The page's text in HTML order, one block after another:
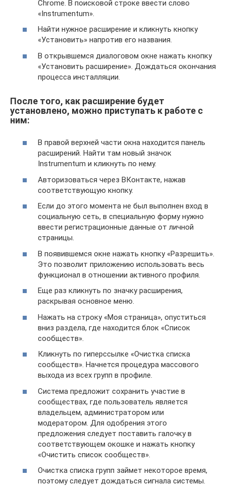
Chrome. В поисковой строке ввести слово
«Instrumentum».
Найти нужное расширение и кликнуть кнопку
«Установить» напротив его названия.
В открывшемся диалоговом окне нажать кнопку
«Установить расширение». Дождаться окончания
процесса инсталляции.
После того, как расширение будет
установлено, можно приступать к работе с
ним:
В правой верхней части окна находится панель
расширений. Найти там новый значок
Instrumentum и кликнуть по нему.
Авторизоваться через ВКонтакте, нажав
соответствующую кнопку.
Если до этого момента не был выполнен вход в
социальную сеть, в специальную форму нужно
ввести регистрационные данные от личной
страницы.
В появившемся окне нажать кнопку «Разрешить».
Это позволит приложению использовать весь
функционал в отношении активного профиля.
Еще раз кликнуть по значку расширения,
раскрывая основное меню.
Нажать на строку «Моя страница», опуститься
вниз раздела, где находится блок «Список
сообществ».
Кликнуть по гиперссылке «Очистка списка
сообществ». Начнется процедура массового
выхода из всех групп в профиле.
Система предложит сохранить участие в
сообществах, где пользователь является
владельцем, администратором или
модератором. Для одобрения этого
предложения следует поставить галочку в
соответствующем окошке и нажать кнопку
«Очистить список сообществ».
Очистка списка групп займет некоторое время,
поэтому следует дождаться сигнала системы.